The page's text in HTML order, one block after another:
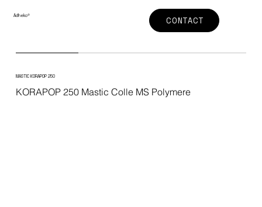
Adheko® CONTACT
MASTIC KORAPOP 250
KORAPOP 250 Mastic Colle MS Polymere